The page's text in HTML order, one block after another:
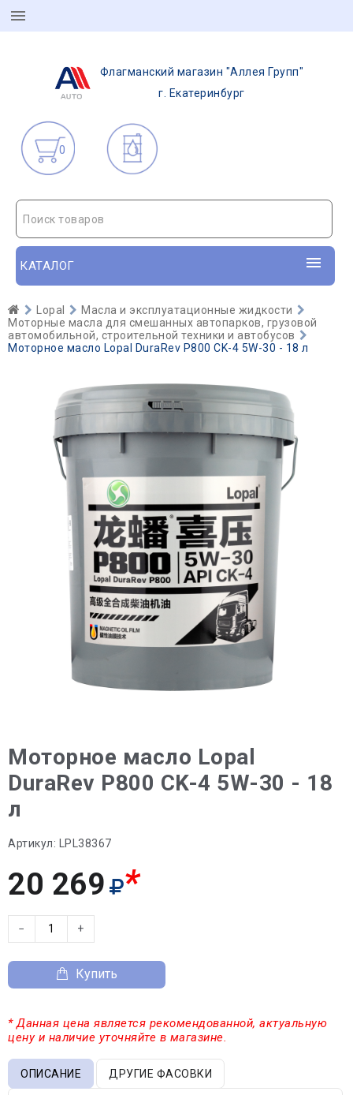
Флагманский магазин "Аллея Групп"
г. Екатеринбург
0
Поиск товаров
КАТАЛОГ
Lopal
Масла и эксплуатационные жидкости
Моторные масла для смешанных автопарков, грузовой
автомобильной, строительной техники и автобусов
Моторное масло Lopal DuraRev P800 CK-4 5W-30 - 18 л
Моторное масло Lopal
DuraRev P800 CK-4 5W-30 - 18
л
Артикул: LPL38367
20 269 *
− +
Купить
* Данная цена является рекомендованной, актуальную
цену и наличие уточняйте в магазине.
ОПИСАНИЕ ДРУГИЕ ФАСОВКИ